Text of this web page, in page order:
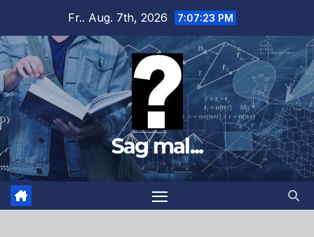
springen
Fr.. Aug. 7th, 2026 7:07:24 PM
Sag mal...